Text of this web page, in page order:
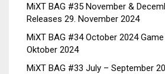
MiXT BAG #35 November &
Releases 29. November 2024
MiXT BAG #34 October 2024
Oktober 2024
MiXT BAG #33 July – September